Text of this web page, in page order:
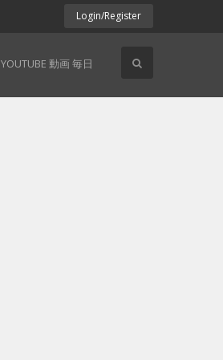
Login/Register
YOUTUBE 動画 毎日